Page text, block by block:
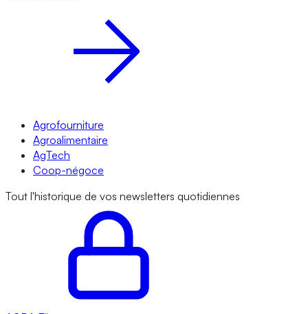
Agrofourniture
Agroalimentaire
AgTech
Coop-négoce
Tout l'historique de vos newsletters quotidiennes